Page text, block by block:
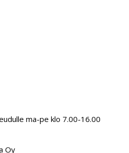
ma-pe klo 7.00-16.00
Oy